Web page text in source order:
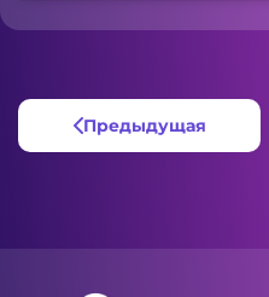
Предыдущая